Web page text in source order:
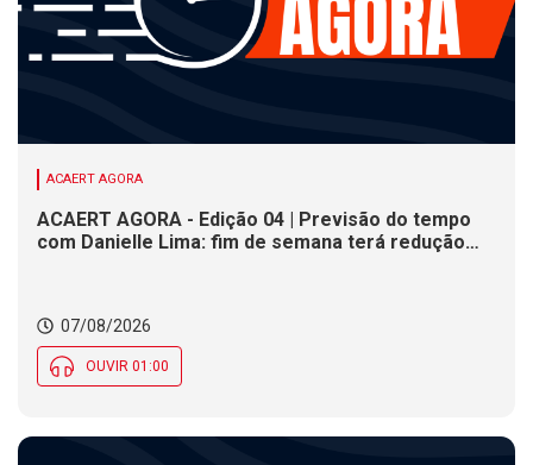
ACAERT AGORA
ACAERT AGORA - Edição 04 | Previsão do tempo
com Danielle Lima: fim de semana terá redução
07/08/2026
OUVIR 01:00